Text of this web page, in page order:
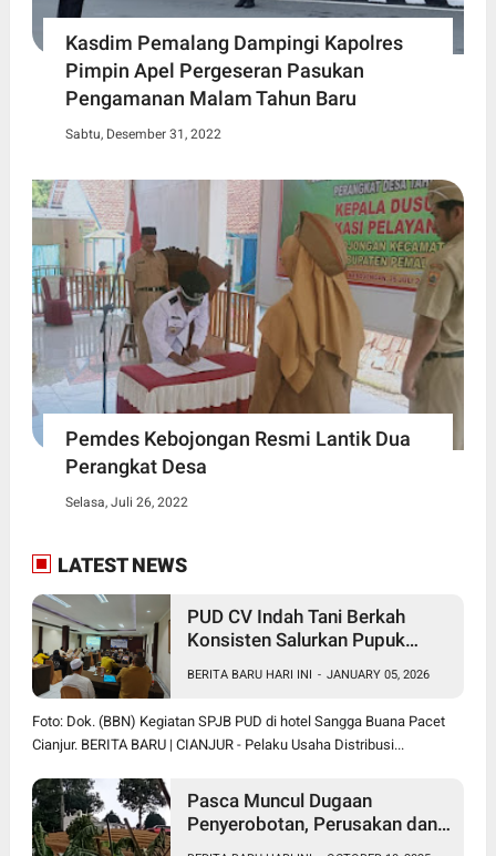
Kasdim Pemalang Dampingi Kapolres
Pimpin Apel Pergeseran Pasukan
Pengamanan Malam Tahun Baru
Sabtu, Desember 31, 2022
Pemdes Kebojongan Resmi Lantik Dua
Perangkat Desa
Selasa, Juli 26, 2022
LATEST NEWS
PUD CV Indah Tani Berkah
Konsisten Salurkan Pupuk
BERITA BARU HARI INI - JANUARY 05, 2026
Foto: Dok. (BBN) Kegiatan SPJB PUD di hotel Sangga Buana Pacet
Cianjur. BERITA BARU | CIANJUR - Pelaku Usaha Distribusi...
Pasca Muncul Dugaan
Penyerobotan, Perusakan dan